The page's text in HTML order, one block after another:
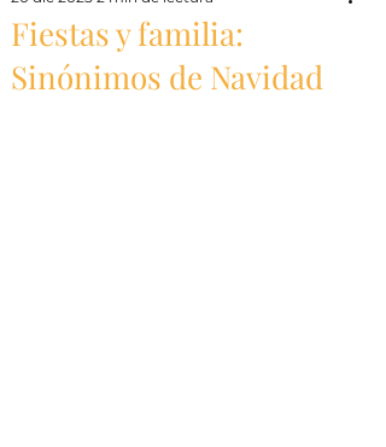
Fiestas y familia:
Sinónimos de Navidad